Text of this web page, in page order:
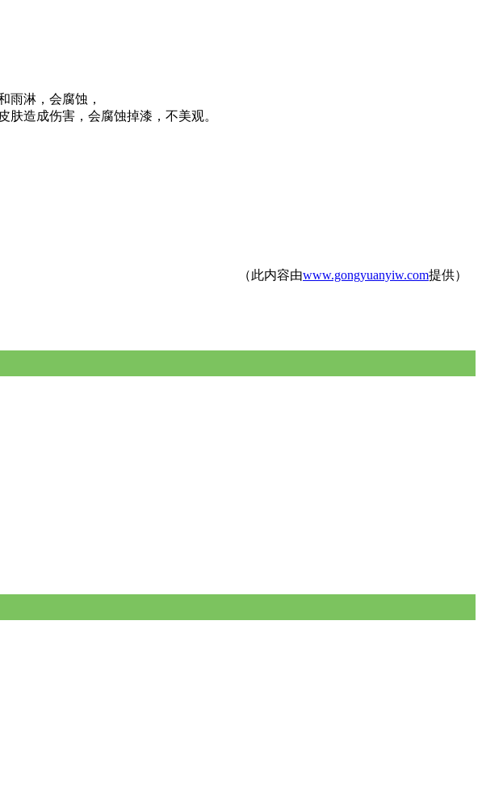
雨淋，会腐蚀，
造成伤害，会腐蚀掉漆，不美观。
（此内容由www.gongyuanyiw.com提供）